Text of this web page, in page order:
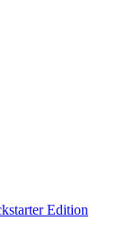
Edition